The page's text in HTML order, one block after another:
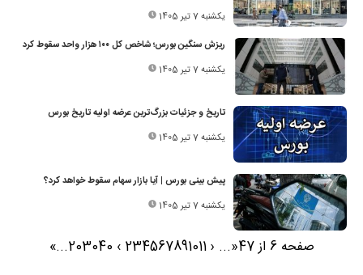
یکشنبه 7 تیر 1405
ریزش سنگین بورس؛ شاخص کل ۱۰۰ هزار واحد سقوط کرد
یکشنبه 7 تیر 1405
تاریخ و جزئیات بزرگ‌ترین عرضه اولیه تاریخ بورس
یکشنبه 7 تیر 1405
پیش بینی بورس | آیا بازار سهام سقوط خواهد کرد؟
یکشنبه 7 تیر 1405
صفحه 6 از 47 «
...
‹
234567891011
›
203040
...
»